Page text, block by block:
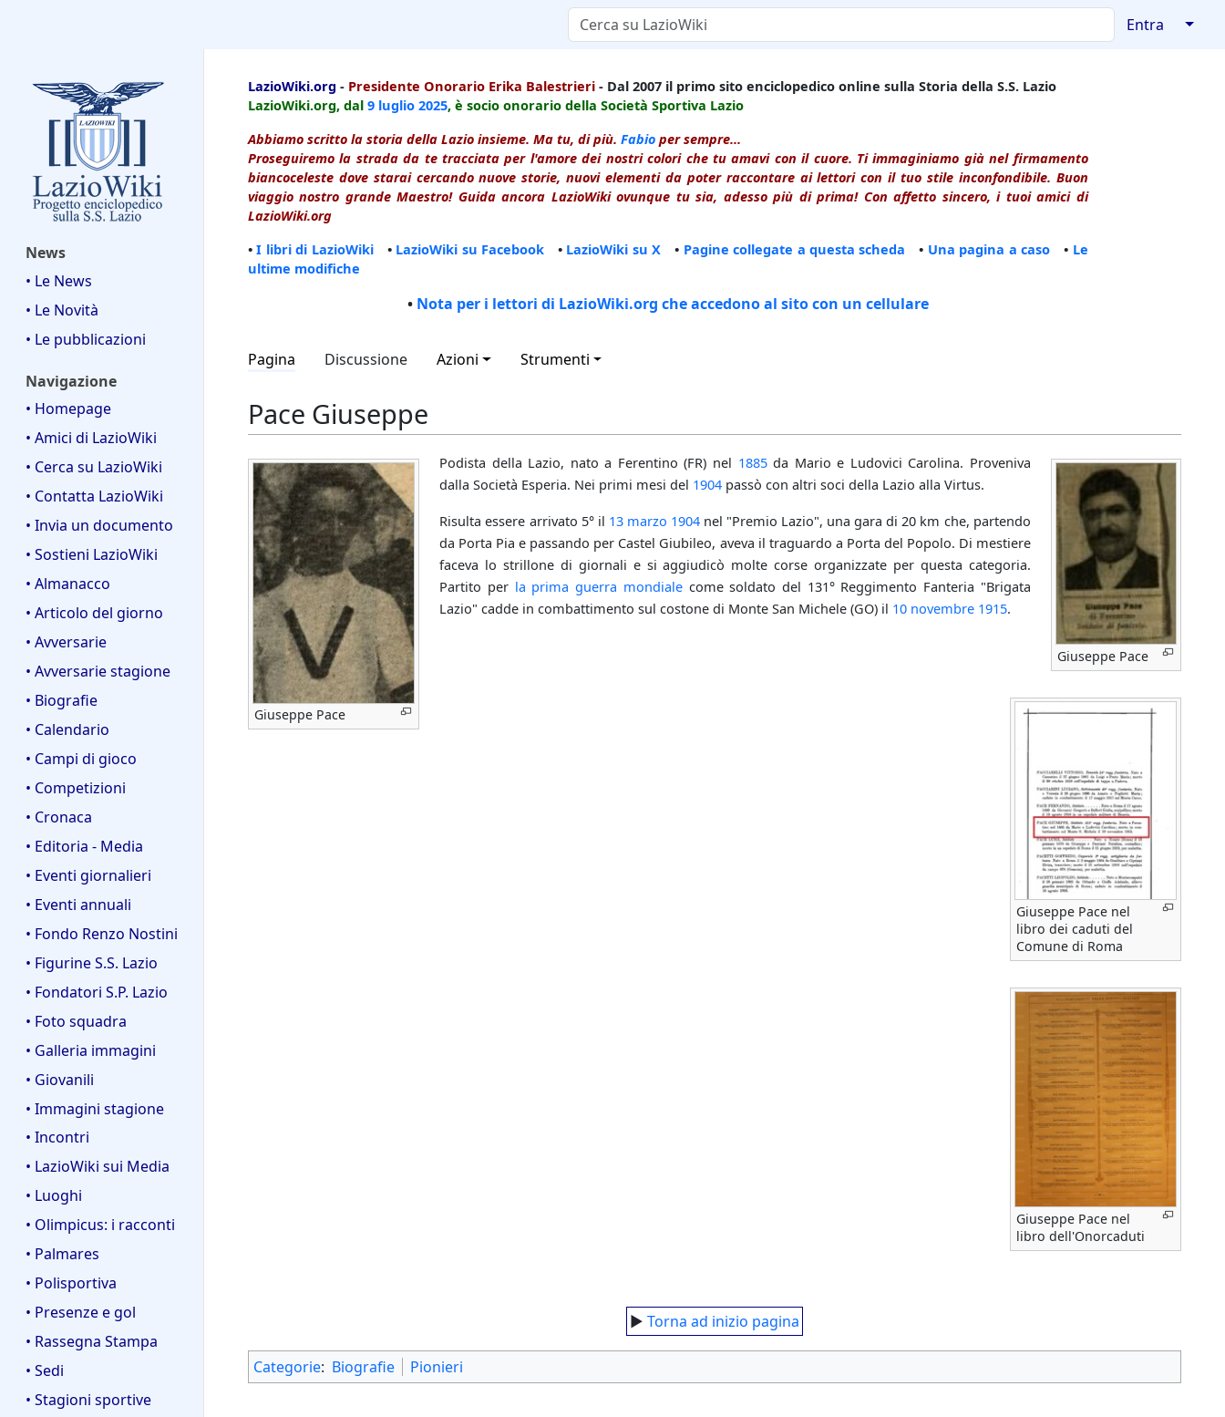
Entra ↓
News
• Le News
• Le Novità
• Le pubblicazioni
Navigazione
• Homepage
• Amici di LazioWiki
• Cerca su LazioWiki
• Contatta LazioWiki
• Invia un documento
• Sostieni LazioWiki
• Almanacco
• Articolo del giorno
• Avversarie
• Avversarie stagione
• Biografie
• Calendario
• Campi di gioco
• Competizioni
• Cronaca
• Editoria - Media
• Eventi giornalieri
• Eventi annuali
• Fondo Renzo Nostini
• Figurine S.S. Lazio
• Fondatori S.P. Lazio
• Foto squadra
• Galleria immagini
• Giovanili
• Immagini stagione
• Incontri
• LazioWiki sui Media
• Luoghi
• Olimpicus: i racconti
• Palmares
• Polisportiva
• Presenze e gol
• Rassegna Stampa
• Sedi
• Stagioni sportive
LazioWiki.org - Presidente Onorario Erika Balestrieri - Dal 2007 il primo sito enciclopedico online sulla Storia della S.S. Lazio
LazioWiki.org, dal 9 luglio 2025, è socio onorario della Società Sportiva Lazio
Abbiamo scritto la storia della Lazio insieme. Ma tu, di più. Fabio per sempre...
Proseguiremo la strada da te tracciata per l'amore dei nostri colori che tu amavi con il cuore. Ti immaginiamo già nel firmamento
biancoceleste dove starai cercando nuove storie, nuovi elementi da poter raccontare ai lettori con il tuo stile inconfondibile. Buon
viaggio nostro grande Maestro! Guida ancora LazioWiki ovunque tu sia, adesso più di prima! Con affetto sincero, i tuoi amici di
LazioWiki.org
•I libri di LazioWiki• LazioWiki su Facebook • LazioWiki su X • Pagine collegate a questa scheda • Una pagina a caso • Le
ultime modifiche
• Nota per i lettori di LazioWiki.org che accedono al sito con un cellulare
Pagina Discussione Azioni Strumenti
Pace Giuseppe
Giuseppe Pace
Giuseppe Pace
Giuseppe Pace nel
libro dei caduti del
Comune di Roma
Giuseppe Pace nel
libro dell'Onorcaduti
Podista della Lazio, nato a Ferentino (FR) nel 1885da Mario e Ludovici Carolina. Proveniva
dalla Società Esperia. Nei primi mesi del 1904 passò con altri soci della Lazio alla Virtus.
Risulta essere arrivato 5° il 13 marzo 1904nel "Premio Lazio", una gara di 20 km che, partendo
da Porta Pia e passando per Castel Giubileo, aveva il traguardo a Porta del Popolo. Di mestiere
faceva lo strillone di giornali e si aggiudicò molte corse organizzate per questa categoria.
Partito per la prima guerra mondialecome soldato del 131° Reggimento Fanteria "Brigata
Lazio" cadde in combattimento sul costone di Monte San Michele (GO) il 10 novembre 1915.
► Torna ad inizio pagina
Categorie: Biografie Pionieri